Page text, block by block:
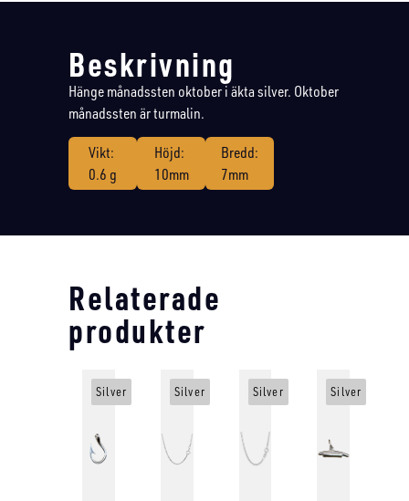
Beskrivning
Hänge månadssten oktober i äkta silver. Oktober
månadssten är turmalin.
Vikt:
0.6 g
Höjd:
10mm
Bredd:
7mm
Relaterade
produkter
Silver Silver Silver Silver